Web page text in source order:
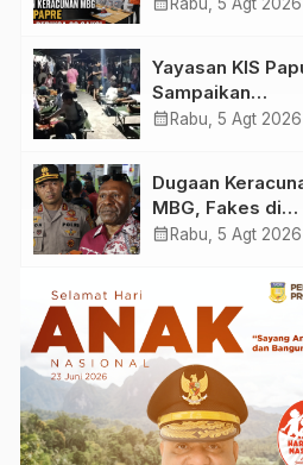
Rabu, 5 Agt 2026
Yayasan KIS
Sampaikan
Permohonan
Keracunan MBG
Depapre
calendar_month Rabu, 5 Agt 2026
Dugaan
MBG, Fakes di
Kabupaten
Ratusan Korban
calendar_month Rabu, 5 Agt 2026